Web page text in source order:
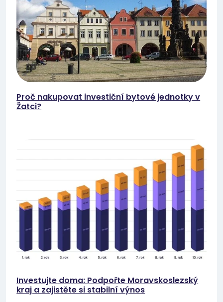
Proč nakupovat investiční bytové jednotky v
Žatci?
Investujte doma: Podpořte Moravskoslezský
kraj a zajistěte si stabilní výnos